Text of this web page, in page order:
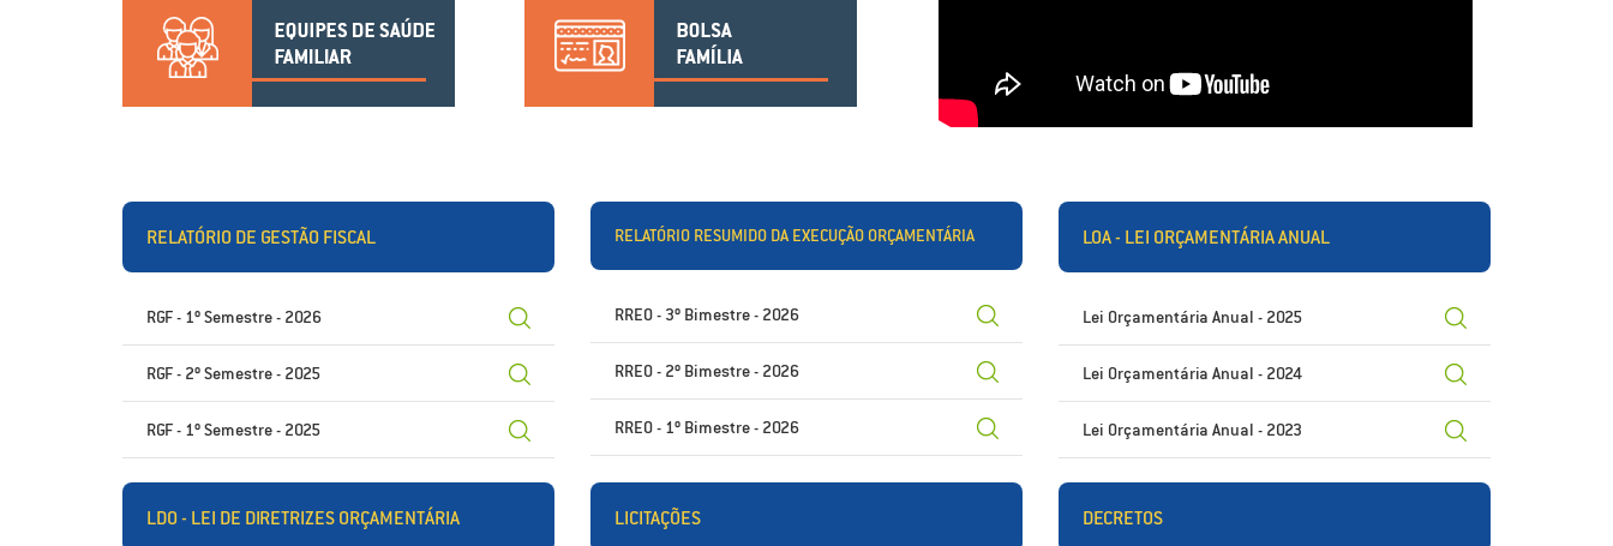
RELATÓRIO DE GESTÃO FISCAL
RGF - 1º Semestre - 2026
RGF - 2º Semestre - 2025
RGF - 1º Semestre - 2025
RELATÓRIO RESUMIDO DA EXECUÇÃO ORÇAMENTÁRIA
RREO - 3º Bimestre - 2026
RREO - 2º Bimestre - 2026
RREO - 1º Bimestre - 2026
LOA - LEI ORÇAMENTÁRIA ANUAL
Lei Orçamentária Anual - 2025
Lei Orçamentária Anual - 2024
Lei Orçamentária Anual - 2023
LDO - LEI DE DIRETRIZES ORÇAMENTÁRIA LICITAÇÕES DECRETOS